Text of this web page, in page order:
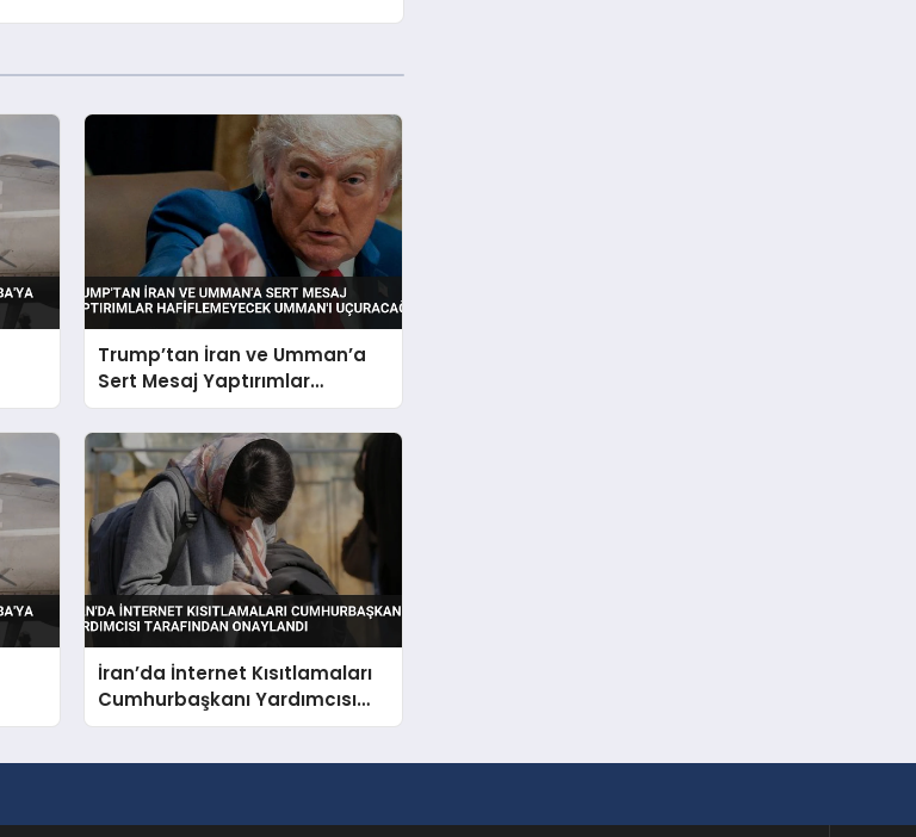
Trump’tan İran ve Umman’a
Sert Mesaj Yaptırımlar
Hafiflemeyecek Umman’ı
Uçuracağız
İran’da İnternet Kısıtlamaları
Cumhurbaşkanı Yardımcısı
Tarafından Onaylandı